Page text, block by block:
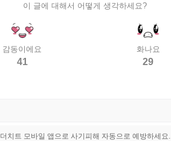
이 글에 대해서 어떻게 생각하세요?
감동이에요
41
화나요
29
더치트 모바일 앱으로 사기피해 자동으로 예방하세요.